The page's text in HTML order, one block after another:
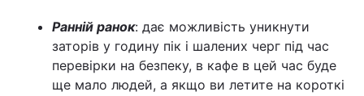
Ранній ранок: дає можливість уникнути
заторів у годину пік і шалених черг під час
перевірки на безпеку, в кафе в цей час буде
ще мало людей, а якщо ви летите на короткі